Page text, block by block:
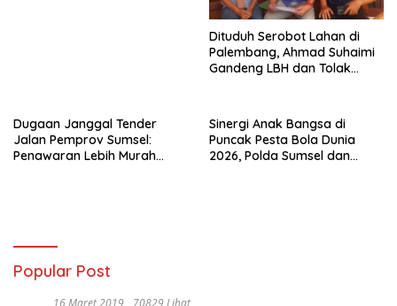
Dituduh Serobot Lahan di
Palembang, Ahmad Suhaimi
Gandeng LBH dan Tolak
Dugaan Janggal Tender
Jalan Pemprov Sumsel:
Penawaran Lebih Murah
Sinergi Anak Bangsa di
Puncak Pesta Bola Dunia
2026, Polda Sumsel dan
Popular Post
16 Maret 2019 70829 Lihat